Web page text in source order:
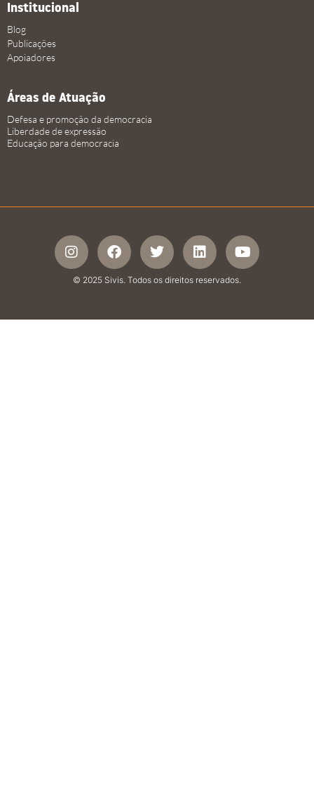
Institucional
Blog
Publicações
Apoiadores
Áreas de Atuação
Defesa e promoção da democracia
Liberdade de expressão
Educação para democracia
© 2025 Sivis. Todos os direitos reservados.